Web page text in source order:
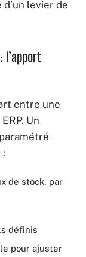
levier de
l’apport
entre une
Un
de stock, par
définis
pour ajuster